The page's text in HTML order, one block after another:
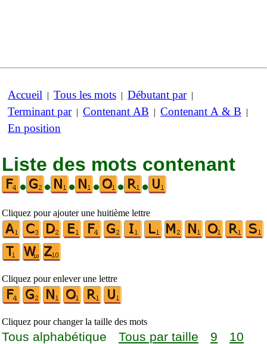
Accueil | Tous les mots | Débutant par|
Terminant par| Contenant AB | Contenant A & B |
En position
Liste des mots contenant
•
• • • • •
Cliquez pour ajouter une huitième lettre
Cliquez pour enlever une lettre
Cliquez pour changer la taille des mots
Tous alphabétique Tous par taille 9
10